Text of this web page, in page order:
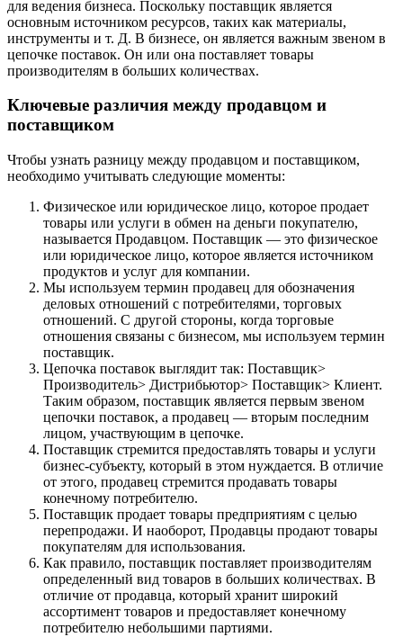
для ведения бизнеса. Поскольку поставщик является
основным источником ресурсов, таких как материалы,
инструменты и т. Д. В бизнесе, он является важным звеном в
цепочке поставок. Он или она поставляет товары
производителям в больших количествах.
Ключевые различия между продавцом и
поставщиком
Чтобы узнать разницу между продавцом и поставщиком,
необходимо учитывать следующие моменты:
Физическое или юридическое лицо, которое продает
товары или услуги в обмен на деньги покупателю,
называется Продавцом. Поставщик — это физическое
или юридическое лицо, которое является источником
продуктов и услуг для компании.
Мы используем термин продавец для обозначения
деловых отношений с потребителями, торговых
отношений. С другой стороны, когда торговые
отношения связаны с бизнесом, мы используем термин
поставщик.
Цепочка поставок выглядит так: Поставщик>
Производитель> Дистрибьютор> Поставщик> Клиент.
Таким образом, поставщик является первым звеном
цепочки поставок, а продавец — вторым последним
лицом, участвующим в цепочке.
Поставщик стремится предоставлять товары и услуги
бизнес-субъекту, который в этом нуждается. В отличие
от этого, продавец стремится продавать товары
конечному потребителю.
Поставщик продает товары предприятиям с целью
перепродажи. И наоборот, Продавцы продают товары
покупателям для использования.
Как правило, поставщик поставляет производителям
определенный вид товаров в больших количествах. В
отличие от продавца, который хранит широкий
ассортимент товаров и предоставляет конечному
потребителю небольшими партиями.